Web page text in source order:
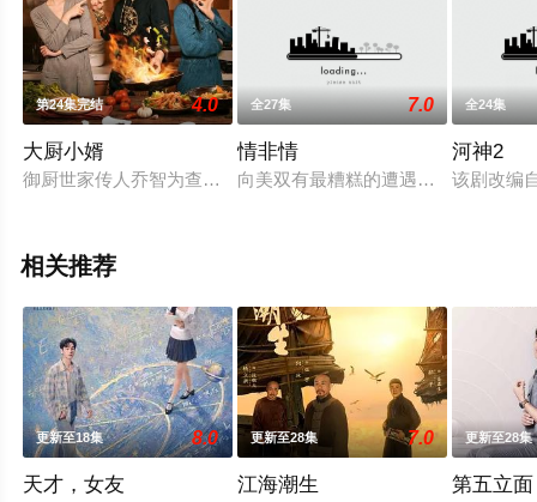
第24集完结 4.0
大厨小婿
御厨世家传人乔智为查清爷爷乔四海被害真相、夺回乔家荣耀
全27集 7.0
情非情
向美双有最糟糕的遭遇，却在跌宕的
全24集
河神2
该剧改编
相关推荐
更新至18集 8.0
天才，女友
更新至28集 7.0
江海潮生
更新至28集
第五立面